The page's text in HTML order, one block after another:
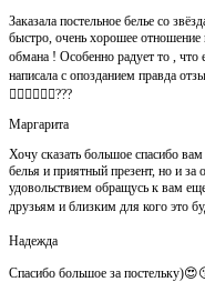
Заказала постельное белье со
быстро, очень хорошее отношение
обмана ! Особенно радует то , что
написала с опозданием правда
👌🏻👌🏻👌🏻???
Маргарита
Хочу сказать большое спасибо
белья и приятный презент, но и
удовольствием обращусь к вам
друзьям и близким для кого это
Надежда
Спасибо большое за